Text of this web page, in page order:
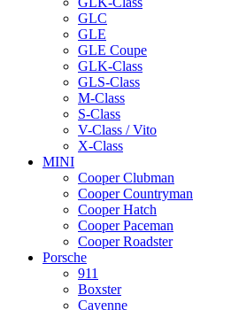
GLC
GLE
GLE Coupe
GLK-Class
GLS-Class
M-Class
S-Class
V-Class / Vito
X-Class
MINI
Cooper Clubman
Cooper Countryman
Cooper Hatch
Cooper Paceman
Cooper Roadster
Porsche
911
Boxster
Cayenne